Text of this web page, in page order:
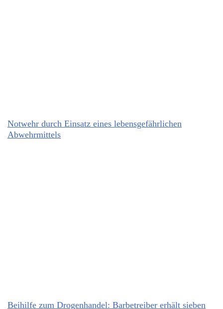
Notwehr durch Einsatz eines lebensgefährlichen
Abwehrmittels
Beihilfe zum Drogenhandel: Barbetreiber erhält sieben